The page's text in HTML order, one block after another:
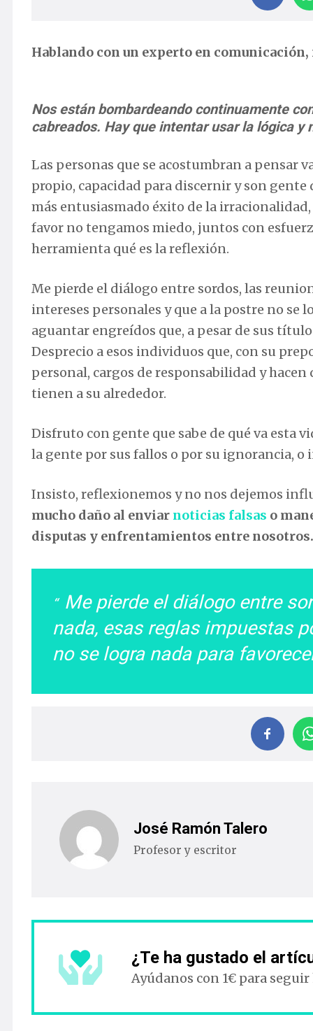
Hablando con un experto en
Nos están bombardeando continuamente
cabreados. Hay que intentar usar la lógica y
Las personas que se acostumbran a pensar
propio, capacidad para discernir y son
más entusiasmado éxito de la
favor no tengamos miedo, juntos con
herramienta qué es la reflexión.
Me pierde el diálogo entre sordos, las
intereses personales y que a la postre no se
aguantar engreídos que, a pesar de sus
Desprecio a esos individuos que, con su
personal, cargos de responsabilidad y
tienen a su alrededor.
Disfruto con gente que sabe de qué va esta
la gente por sus fallos o por su ignorancia, o
Insisto, reflexionemos y no nos dejemos
mucho daño al enviar noticias falsas o
disputas y enfrentamientos entre nosotros.
Me pierde el diálogo entre
nada, esas reglas impuestas
no se logra nada para
José Ramón Talero
Profesor y escritor
¿Te ha gustado el
Ayúdanos con 1€ para